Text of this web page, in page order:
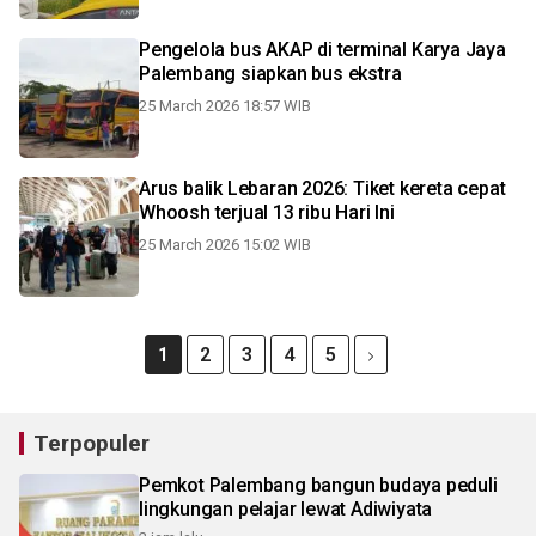
Pengelola bus AKAP di terminal Karya Jaya
Palembang siapkan bus ekstra
25 March 2026 18:57 WIB
Arus balik Lebaran 2026: Tiket kereta cepat
Whoosh terjual 13 ribu Hari Ini
25 March 2026 15:02 WIB
1 2 3 4 5
Terpopuler
Pemkot Palembang bangun budaya peduli
lingkungan pelajar lewat Adiwiyata